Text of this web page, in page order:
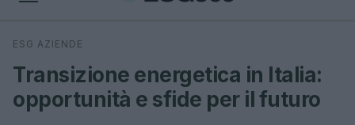
Cerca
ESG AZIENDE
Transizione energetica in Italia:
opportunità e sfide per il futuro